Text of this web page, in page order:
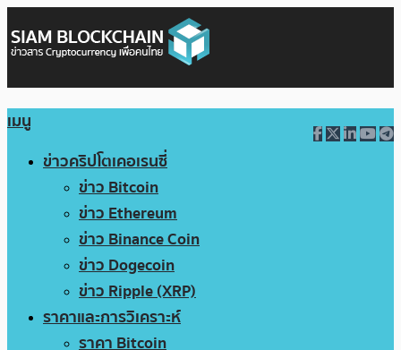
เมนู
ข่าวคริปโตเคอเรนซี่
ข่าว Bitcoin
ข่าว Ethereum
ข่าว Binance Coin
ข่าว Dogecoin
ข่าว Ripple (XRP)
ราคาและการวิเคราะห์
ราคา Bitcoin